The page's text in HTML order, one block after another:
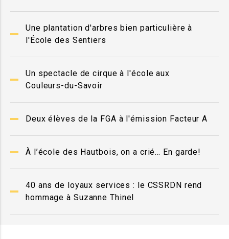
Une plantation d'arbres bien particulière à
l'École des Sentiers
Un spectacle de cirque à l'école aux
Couleurs-du-Savoir
Deux élèves de la FGA à l'émission Facteur A
À l’école des Hautbois, on a crié… En garde!
40 ans de loyaux services : le CSSRDN rend
hommage à Suzanne Thinel